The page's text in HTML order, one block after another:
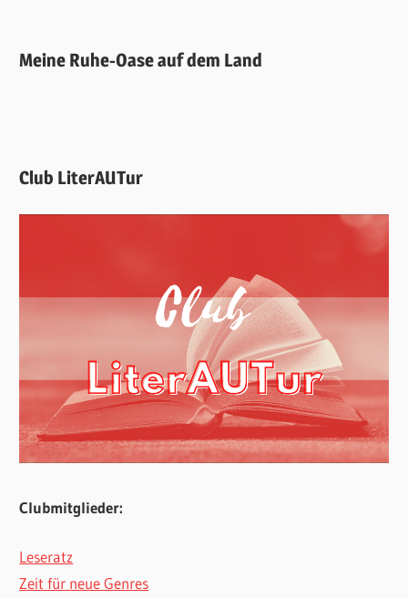
Meine Ruhe-Oase auf dem Land
Club LiterAUTur
Clubmitglieder:
Leseratz
Zeit für neue Genres